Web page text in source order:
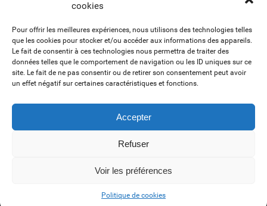
cookies
Pour offrir les meilleures expériences, nous utilisons des technologies telles
que les cookies pour stocker et/ou accéder aux informations des appareils.
Le fait de consentir à ces technologies nous permettra de traiter des
données telles que le comportement de navigation ou les ID uniques sur ce
site. Le fait de ne pas consentir ou de retirer son consentement peut avoir
un effet négatif sur certaines caractéristiques et fonctions.
Accepter
Refuser
Voir les préférences
Politique de cookies
1, 2, 3... Buzzez !
Découvrez nos kits communication